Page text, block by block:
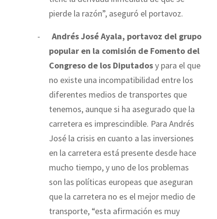
pierde la razón”, aseguró el portavoz.
- Andrés José Ayala, portavoz del grupo
popular en la comisión de Fomento del
Congreso de los Diputadosy para el que
no existe una incompatibilidad entre los
diferentes medios de transportes que
tenemos, aunque si ha asegurado que la
carretera es imprescindible. Para Andrés
José la crisis en cuanto a las inversiones
en la carretera está presente desde hace
mucho tiempo, y uno de los problemas
son las políticas europeas que aseguran
que la carretera no es el mejor medio de
transporte, “esta afirmación es muy